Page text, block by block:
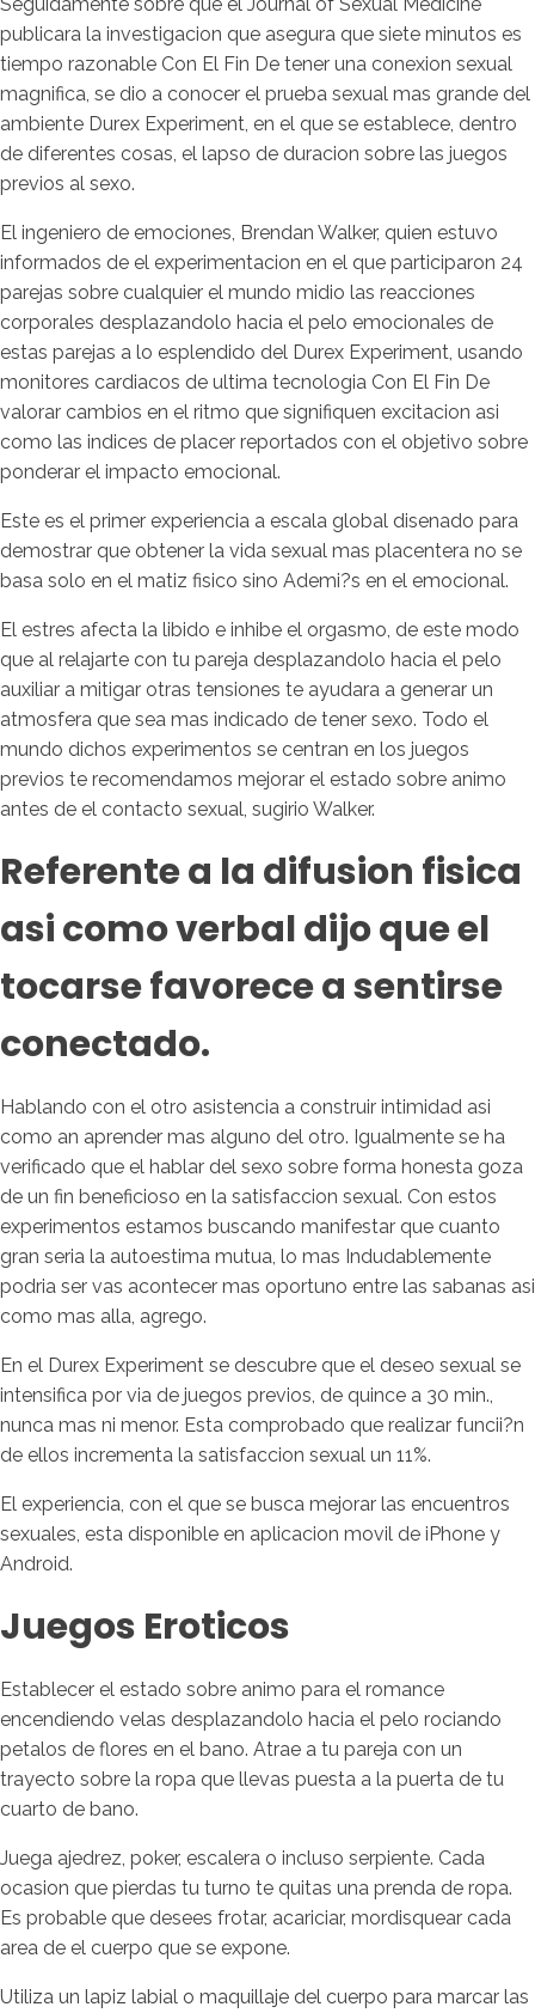
publicara la investigacion que asegura que siete minutos es
tiempo razonable Con El Fin De tener una conexion sexual
magnifica, se dio a conocer el prueba sexual mas grande del
ambiente Durex Experiment, en el que se establece, dentro
de diferentes cosas, el lapso de duracion sobre las juegos
previos al sexo.
El ingeniero de emociones, Brendan Walker, quien estuvo
informados de el experimentacion en el que participaron 24
parejas sobre cualquier el mundo midio las reacciones
corporales desplazandolo hacia el pelo emocionales de
estas parejas a lo esplendido del Durex Experiment, usando
monitores cardiacos de ultima tecnologia Con El Fin De
valorar cambios en el ritmo que signifiquen excitacion asi
como las indices de placer reportados con el objetivo sobre
ponderar el impacto emocional.
Este es el primer experiencia a escala global disenado para
demostrar que obtener la vida sexual mas placentera no se
basa solo en el matiz fisico sino Ademi?s en el emocional.
El estres afecta la libido e inhibe el orgasmo, de este modo
que al relajarte con tu pareja desplazandolo hacia el pelo
auxiliar a mitigar otras tensiones te ayudara a generar un
atmosfera que sea mas indicado de tener sexo. Todo el
mundo dichos experimentos se centran en los juegos
previos te recomendamos mejorar el estado sobre animo
antes de el contacto sexual, sugirio Walker.
Referente a la difusion fisica
asi como verbal dijo que el
tocarse favorece a sentirse
conectado.
Hablando con el otro asistencia a construir intimidad asi
como an aprender mas alguno del otro. Igualmente se ha
verificado que el hablar del sexo sobre forma honesta goza
de un fin beneficioso en la satisfaccion sexual. Con estos
experimentos estamos buscando manifestar que cuanto
gran seria la autoestima mutua, lo mas Indudablemente
podria ser vas acontecer mas oportuno entre las sabanas asi
como mas alla, agrego.
En el Durex Experiment se descubre que el deseo sexual se
intensifica por via de juegos previos, de quince a 30 min.,
nunca mas ni menor. Esta comprobado que realizar funcii?n
de ellos incrementa la satisfaccion sexual un 11%.
El experiencia, con el que se busca mejorar las encuentros
sexuales, esta disponible en aplicacion movil de iPhone y
Android.
Juegos Eroticos
Establecer el estado sobre animo para el romance
encendiendo velas desplazandolo hacia el pelo rociando
petalos de flores en el bano. Atrae a tu pareja con un
trayecto sobre la ropa que llevas puesta a la puerta de tu
cuarto de bano.
Juega ajedrez, poker, escalera o incluso serpiente. Cada
ocasion que pierdas tu turno te quitas una prenda de ropa.
Es probable que desees frotar, acariciar, mordisquear cada
area de el cuerpo que se expone.
Utiliza un lapiz labial o maquillaje del cuerpo para marcar las